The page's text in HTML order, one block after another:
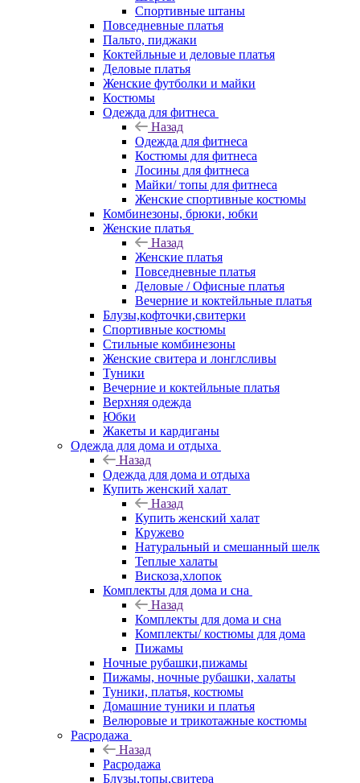
Спортивные штаны
Повседневные платья
Пальто, пиджаки
Коктейльные и деловые платья
Деловые платья
Женские футболки и майки
Костюмы
Одежда для фитнеса
Назад
Одежда для фитнеса
Костюмы для фитнеса
Лосины для фитнеса
Майки/ топы для фитнеса
Женские спортивные костюмы
Комбинезоны, брюки, юбки
Женские платья
Назад
Женские платья
Повседневные платья
Деловые / Офисные платья
Вечерние и коктейльные платья
Блузы,кофточки,свитерки
Спортивные костюмы
Стильные комбинезоны
Женские свитера и лонглсливы
Туники
Вечерние и коктейльные платья
Верхняя одежда
Юбки
Жакеты и кардиганы
Одежда для дома и отдыха
Назад
Одежда для дома и отдыха
Купить женский халат
Назад
Купить женский халат
Кружево
Натуральный и смешанный шелк
Теплые халаты
Вискоза,хлопок
Комплекты для дома и сна
Назад
Комплекты для дома и сна
Комплекты/ костюмы для дома
Пижамы
Ночные рубашки,пижамы
Пижамы, ночные рубашки, халаты
Туники, платья, костюмы
Домашние туники и платья
Велюровые и трикотажные костюмы
Расродажа
Назад
Расродажа
Блузы,топы,свитера